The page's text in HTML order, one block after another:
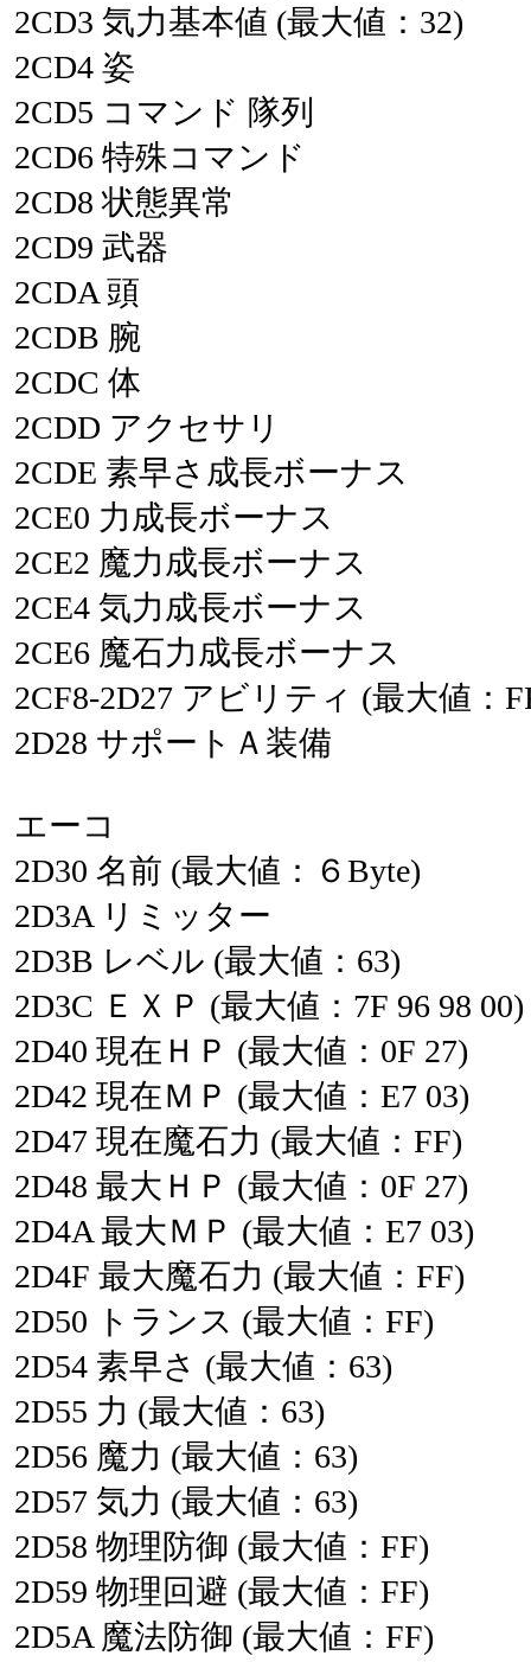
2CD3 気力基本値 (最大値：32)
2CD4 姿
2CD5 コマンド 隊列
2CD6 特殊コマンド
2CD8 状態異常
2CD9 武器
2CDA 頭
2CDB 腕
2CDC 体
2CDD アクセサリ
2CDE 素早さ成長ボーナス
2CE0 力成長ボーナス
2CE2 魔力成長ボーナス
2CE4 気力成長ボーナス
2CE6 魔石力成長ボーナス
2CF8-2D27 アビリティ (最大値：
2D28 サポートＡ装備
エーコ
2D30 名前 (最大値：６Byte)
2D3A リミッター
2D3B レベル (最大値：63)
2D3C ＥＸＰ (最大値：7F 96 98 00)
2D40 現在ＨＰ (最大値：0F 27)
2D42 現在ＭＰ (最大値：E7 03)
2D47 現在魔石力 (最大値：FF)
2D48 最大ＨＰ (最大値：0F 27)
2D4A 最大ＭＰ (最大値：E7 03)
2D4F 最大魔石力 (最大値：FF)
2D50 トランス (最大値：FF)
2D54 素早さ (最大値：63)
2D55 力 (最大値：63)
2D56 魔力 (最大値：63)
2D57 気力 (最大値：63)
2D58 物理防御 (最大値：FF)
2D59 物理回避 (最大値：FF)
2D5A 魔法防御 (最大値：FF)